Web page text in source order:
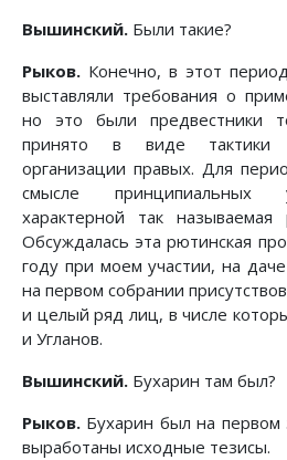
Вышинский. Были такие?
Рыков. Конечно, в этот
выставляли требования о
но это были предвестники
принято в виде тактики
организации правых. Для
смысле принципиальных
характерной так называемая
Обсуждалась эта рютинская
году при моем участии, на
на первом собрании
и целый ряд лиц, в числе
и Угланов.
Вышинский. Бухарин там был?
Рыков. Бухарин был на первом
выработаны исходные тезисы.